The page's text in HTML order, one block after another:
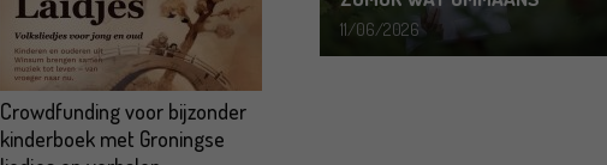
Crowdfunding voor bijzonder
kinderboek met Groningse
11/06/2026